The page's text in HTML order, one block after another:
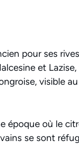
pour ses
et
visible
époque où le
se sont